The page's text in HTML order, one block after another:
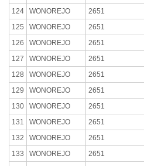
124
WONOREJO 2651
125
WONOREJO 2651
126
WONOREJO 2651
127
WONOREJO 2651
128
WONOREJO 2651
129
WONOREJO 2651
130
WONOREJO 2651
131
WONOREJO 2651
132
WONOREJO 2651
133
WONOREJO 2651